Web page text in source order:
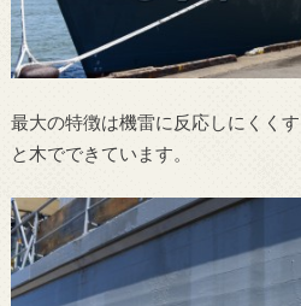
最大の特徴は機雷に反応しにくく
と木でできています。